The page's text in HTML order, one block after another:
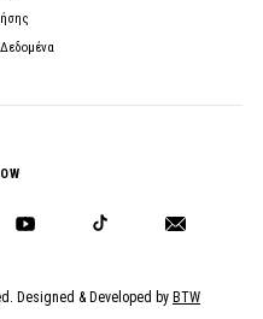
Designed & Developed by BTW